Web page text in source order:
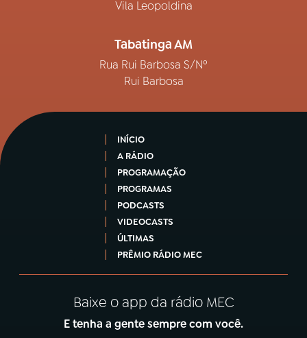
Vila Leopoldina
Tabatinga AM
Rua Rui Barbosa S/Nº
Rui Barbosa
INÍCIO
A RÁDIO
PROGRAMAÇÃO
PROGRAMAS
PODCASTS
VIDEOCASTS
ÚLTIMAS
PRÊMIO RÁDIO MEC
Baixe o app da rádio MEC
E tenha a gente sempre com você.